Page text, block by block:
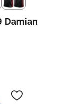
Damian